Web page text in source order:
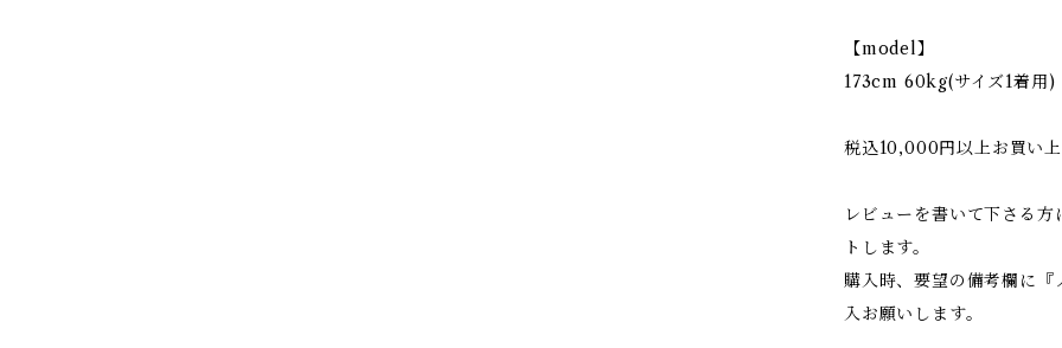
【model】
173cm 60kg(サイズ1着用)
税込10,000円以上お買い
レビューを書いて下さる
トします。
購入時、要望の備考欄に
入お願いします。